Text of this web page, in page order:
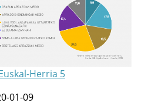
Herria 5
01-09